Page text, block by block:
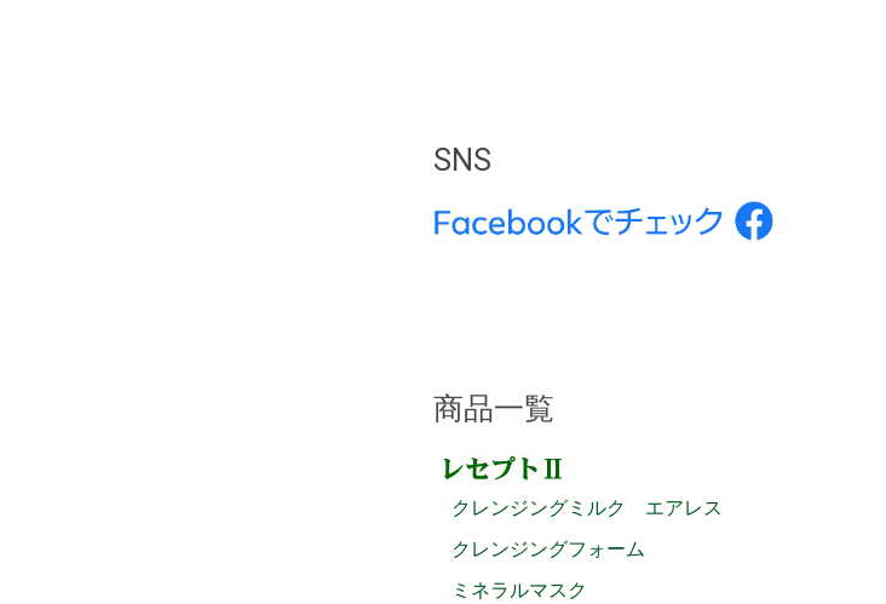
SNS
商品一覧
クレンジングミルク エアレス
クレンジングフォーム
ミネラルマスク